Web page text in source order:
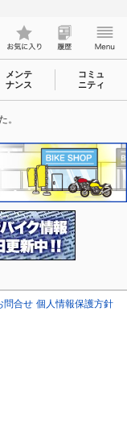
メンテ
ナンス
コミュ
ニティ
。
問合せ 個人情報保護方針